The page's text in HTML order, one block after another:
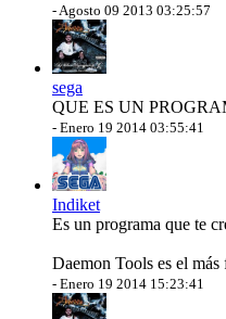
- Agosto 09 2013 03:25:57
sega
QUE ES UN
- Enero 19 2014 03:55:41
Indiket
Es un programa que te
Daemon Tools es el
- Enero 19 2014 15:23:41